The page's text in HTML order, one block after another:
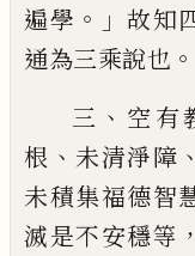
遍學 。」故知
通為三乘說也 。
三 、 空有
根 、 未清淨障 、
未積集福德智
滅是不安穩等 ，